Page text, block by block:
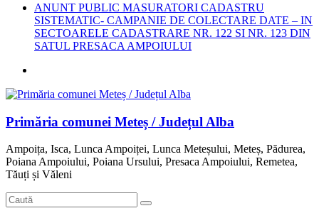
ANUNT PUBLIC MASURATORI CADASTRU
SISTEMATIC- CAMPANIE DE COLECTARE DATE – IN
SECTOARELE CADASTRARE NR. 122 SI NR. 123 DIN
SATUL PRESACA AMPOIULUI
Primăria comunei Meteș / Județul Alba
Ampoița, Isca, Lunca Ampoiței, Lunca Meteșului, Meteș, Pădurea,
Poiana Ampoiului, Poiana Ursului, Presaca Ampoiului, Remetea,
Tăuți și Văleni